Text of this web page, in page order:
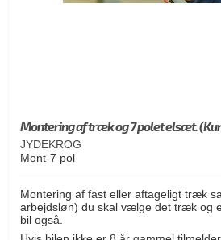
Montering af træk og 7 polet elsæt.
JYDEKROG
Mont-7 pol
Montering af fast eller aftageligt træk
arbejdsløn) du skal vælge det træk og
bil også.